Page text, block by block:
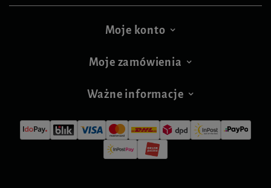
Moje konto
Moje zamówienia
Ważne informacje